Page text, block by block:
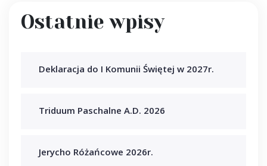
Ostatnie wpisy
Deklaracja do I Komunii Świętej w 2027r.
Triduum Paschalne A.D. 2026
Jerycho Różańcowe 2026r.